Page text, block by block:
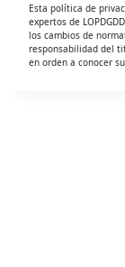
Esta política de
expertos de
los cambios de
responsabilidad del
en orden a conocer